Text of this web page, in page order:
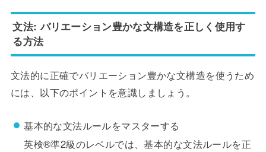
文法: バリエーション豊かな文構造を正しく使用す
る方法
文法的に正確でバリエーション豊かな文構造を使うため
には、以下のポイントを意識しましょう。
基本的な文法ルールをマスターする
英検®準2級のレベルでは、基本的な文法ルールを正